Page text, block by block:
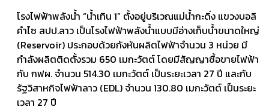
โรงไฟฟ้าพลังน้ำ “น้ำเทิน 1” ตั้งอยู่บริเวณแม่น้ำกะดิ่ง แขวงบอลิ
คำไซ สปป.ลาว เป็นโรงไฟฟ้าพลังน้ำแบบมีอ่างเก็บน้ำขนาดใหญ่
(Reservoir) ประกอบด้วยกังหันผลิตไฟฟ้าจำนวน 3 หน่วย มี
กำลังผลิตติดตั้งรวม 650 เมกะวัตต์ โดยมีสัญญาซื้อขายไฟฟ้า
กับ กฟผ. จำนวน 514.30 เมกะวัตต์ เป็นระยะเวลา 27 ปี และกับ
รัฐวิสาหกิจไฟฟ้าลาว (EDL) จำนวน 130.80 เมกะวัตต์ เป็นระยะ
เวลา 27 ปี